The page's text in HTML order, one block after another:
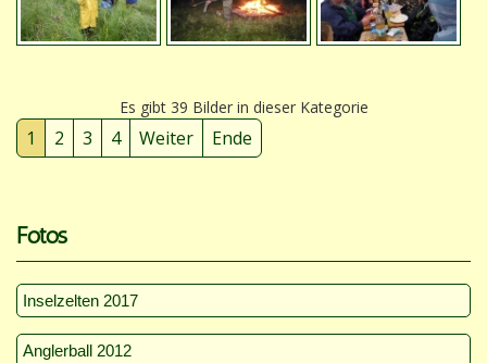
Es gibt 39 Bilder in dieser Kategorie
1 2 3 4 Weiter Ende
Fotos
Inselzelten 2017
Anglerball 2012